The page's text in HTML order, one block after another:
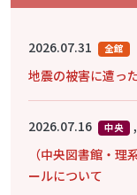
2026.07.31 全館
地震の被害に遭っ
2026.07.16 中央 ,
（中央図書館・
ールについて